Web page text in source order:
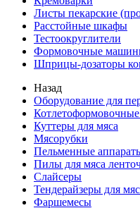
Листы пекарские
Расстойные шкафы
Тестоокруглители
Формовочные
Шприцы-дозаторы
Назад
Оборудование для
Куттеры для мяса
Мясорубки
Пельменные
Пилы для мяса
Слайсеры
Тендерайзеры для
Фаршемесы